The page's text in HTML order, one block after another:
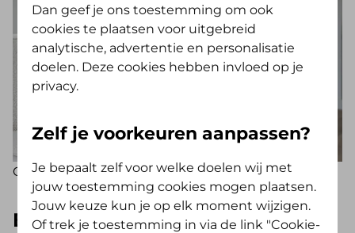
Op de foto: Willemijn Hoedjes met haar baby Floris
Een drukke, maar bijzondere tijd
Dan geef je ons toestemming om ook
cookies te plaatsen voor uitgebreid
analytische, advertentie en personalisatie
doelen. Deze cookies hebben invloed op je
privacy.
Zelf je voorkeuren aanpassen?
Je bepaalt zelf voor welke doelen wij met
jouw toestemming cookies mogen plaatsen.
Jouw keuze kun je op elk moment wijzigen.
Of trek je toestemming in via de link "Cookie-